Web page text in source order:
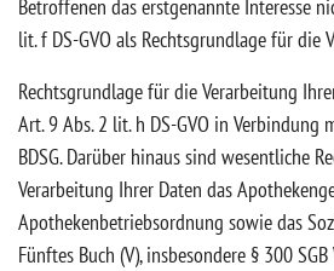
Betroffenen das erstgenannte Interesse
lit. f DS-GVO als Rechtsgrundlage für die
Rechtsgrundlage für die Verarbeitung
Art. 9 Abs. 2 lit. h DS-GVO in Verbindung
BDSG. Darüber hinaus sind wesentliche
Verarbeitung Ihrer Daten das
Apothekenbetriebsordnung sowie das
Fünftes Buch (V), insbesondere § 300 SGB